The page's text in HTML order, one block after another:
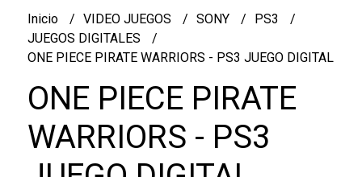
Inicio VIDEO JUEGOS SONY
PS3
JUEGOS DIGITALES
ONE PIECE PIRATE WARRIORS - PS3 JUEGO DIGITAL
ONE PIECE PIRATE
WARRIORS - PS3